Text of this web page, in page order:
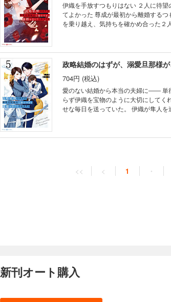
伊織を手放すつもりはない ２人に待望の赤
てよかった 尊成が最初から離婚する
を乗り越え、気持ちを確かめ合った
政略結婚のはずが、溺愛旦那様
704円 (税込)
愛のない結婚から本当の夫婦に―― 単行本限定描き下ろし漫画
らず伊織を宝物のように大切にして
せな毎日を送っていた。 伊織が隼人
<< < 1 ・
新刊オート購入